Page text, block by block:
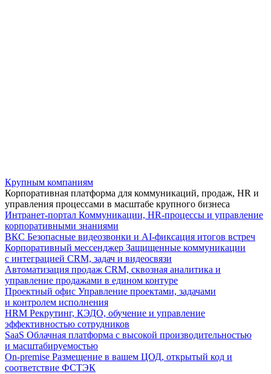
Крупным компаниям
Корпоративная платформа для коммуникаций, продаж, HR и
управления процессами в масштабе крупного бизнеса
Интранет-портал Коммуникации, HR-процессы и управление
корпоративными знаниями
ВКС Безопасные видеозвонки и AI-фиксация итогов встреч
Корпоративный мессенджер Защищенные коммуникации
с интеграцией CRM, задач и видеосвязи
Автоматизация продаж CRM, сквозная аналитика и
управление продажами в едином контуре
Проектный офис Управление проектами, задачами
и контролем исполнения
HRM Рекрутинг, КЭДО, обучение и управление
эффективностью сотрудников
SaaS Облачная платформа с высокой производительностью
и масштабируемостью
On-premise Размещение в вашем ЦОД, открытый код и
соответствие ФСТЭК